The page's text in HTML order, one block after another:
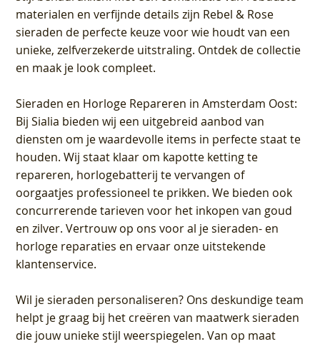
materialen en verfijnde details zijn Rebel & Rose
sieraden de perfecte keuze voor wie houdt van een
unieke, zelfverzekerde uitstraling. Ontdek de collectie
en maak je look compleet.
Sieraden en Horloge Repareren in Amsterdam Oost:
Bij Sialia bieden wij een uitgebreid aanbod van
diensten om je waardevolle items in perfecte staat te
houden. Wij staat klaar om kapotte ketting te
repareren, horlogebatterij te vervangen of
oorgaatjes professioneel te prikken. We bieden ook
concurrerende tarieven voor het inkopen van goud
en zilver. Vertrouw op ons voor al je sieraden- en
horloge reparaties en ervaar onze uitstekende
klantenservice.
Wil je sieraden personaliseren? Ons deskundige team
helpt je graag bij het creëren van maatwerk sieraden
die jouw unieke stijl weerspiegelen. Van op maat